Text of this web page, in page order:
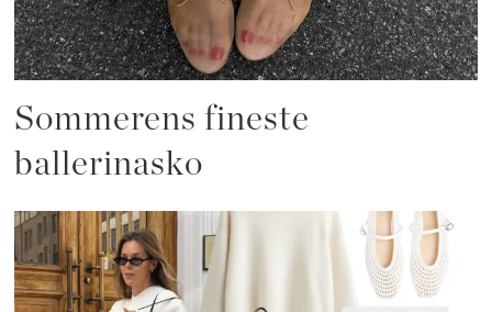
Sommerens fineste
ballerinasko